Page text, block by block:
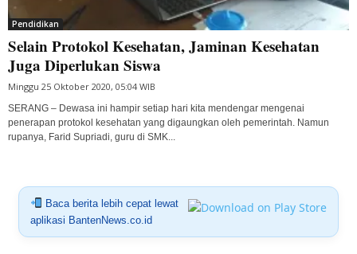
Pendidikan
Selain Protokol Kesehatan, Jaminan Kesehatan
Juga Diperlukan Siswa
Minggu 25 Oktober 2020, 05:04 WIB
SERANG – Dewasa ini hampir setiap hari kita mendengar mengenai
penerapan protokol kesehatan yang digaungkan oleh pemerintah. Namun
rupanya, Farid Supriadi, guru di SMK...
Baca berita lebih cepat lewat
aplikasi BantenNews.co.id